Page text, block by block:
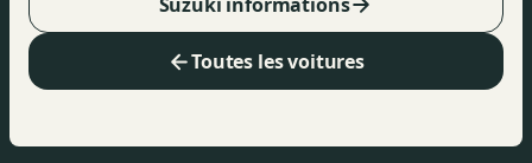
Toutes les voitures